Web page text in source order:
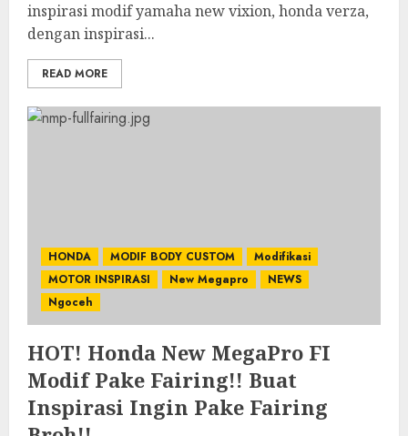
inspirasi modif yamaha new vixion, honda verza,
dengan inspirasi...
READ MORE
HONDA MODIF BODY CUSTOM
Modifikasi
MOTOR INSPIRASI
New Megapro
NEWS
Ngoceh
HOT! Honda New MegaPro FI
Modif Pake Fairing!! Buat
Inspirasi Ingin Pake Fairing